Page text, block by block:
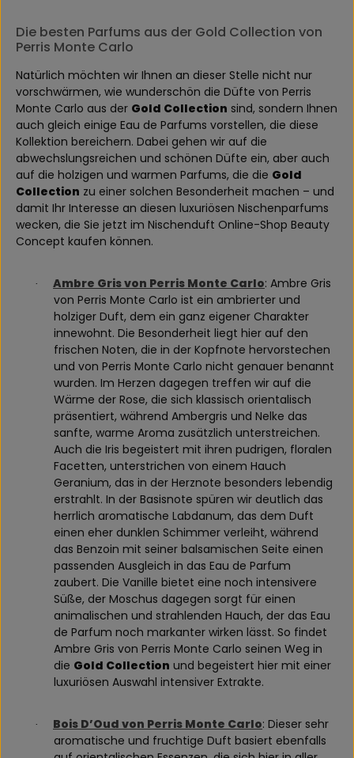
Die besten Parfums aus der Gold Collection von
Perris Monte Carlo
Natürlich möchten wir Ihnen an dieser Stelle nicht nur
vorschwärmen, wie wunderschön die Düfte von Perris
Monte Carlo aus der Gold Collection sind, sondern Ihnen
auch gleich einige Eau de Parfums vorstellen, die diese
Kollektion bereichern. Dabei gehen wir auf die
abwechslungsreichen und schönen Düfte ein, aber auch
auf die holzigen und warmen Parfums, die die Gold
Collection zu einer solchen Besonderheit machen – und
damit Ihr Interesse an diesen luxuriösen Nischenparfums
wecken, die Sie jetzt im Nischenduft Online-Shop Beauty
Concept kaufen können.
· Ambre Gris von Perris Monte Carlo: Ambre Gris
von Perris Monte Carlo ist ein ambrierter und
holziger Duft, dem ein ganz eigener Charakter
innewohnt. Die Besonderheit liegt hier auf den
frischen Noten, die in der Kopfnote hervorstechen
und von Perris Monte Carlo nicht genauer benannt
wurden. Im Herzen dagegen treffen wir auf die
Wärme der Rose, die sich klassisch orientalisch
präsentiert, während Ambergris und Nelke das
sanfte, warme Aroma zusätzlich unterstreichen.
Auch die Iris begeistert mit ihren pudrigen, floralen
Facetten, unterstrichen von einem Hauch
Geranium, das in der Herznote besonders lebendig
erstrahlt. In der Basisnote spüren wir deutlich das
herrlich aromatische Labdanum, das dem Duft
einen eher dunklen Schimmer verleiht, während
das Benzoin mit seiner balsamischen Seite einen
passenden Ausgleich in das Eau de Parfum
zaubert. Die Vanille bietet eine noch intensivere
Süße, der Moschus dagegen sorgt für einen
animalischen und strahlenden Hauch, der das Eau
de Parfum noch markanter wirken lässt. So findet
Ambre Gris von Perris Monte Carlo seinen Weg in
die Gold Collection und begeistert hier mit einer
luxuriösen Auswahl intensiver Extrakte.
· Bois D’Oud von Perris Monte Carlo: Dieser sehr
aromatische und fruchtige Duft basiert ebenfalls